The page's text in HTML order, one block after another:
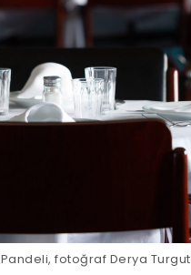
Pandeli, fotoğraf Derya Turgut